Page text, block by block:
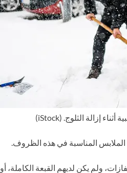
إزالة الثلوج. (iStock)
الملابس المناسبة في هذه الظروف.
ولم يكن لديهم القبعة الكاملة، أو